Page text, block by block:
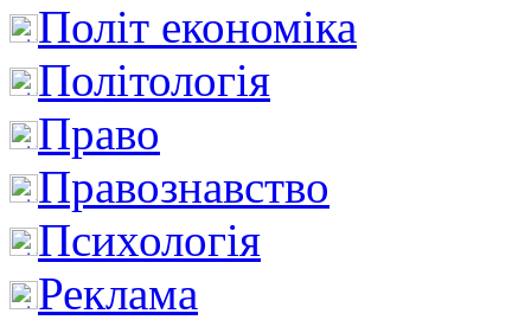
Політ економіка
Політологія
Право
Правознавство
Психологія
Реклама